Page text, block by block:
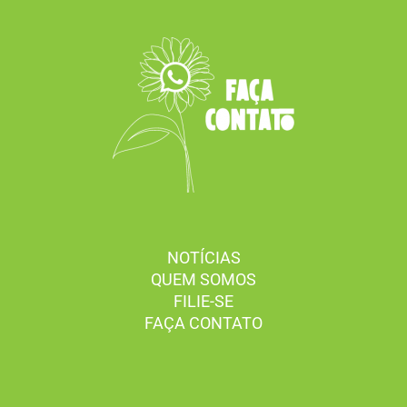
NOTÍCIAS
QUEM SOMOS
FILIE-SE
FAÇA CONTATO